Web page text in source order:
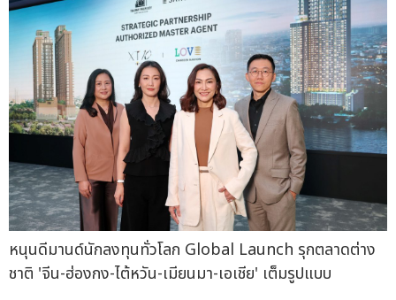
หนุนดีมานด์นักลงทุนทั่วโลก Global Launch รุกตลาดต่าง
ชาติ 'จีน-ฮ่องกง-ไต้หวัน-เมียนมา-เอเชีย' เต็มรูปแบบ